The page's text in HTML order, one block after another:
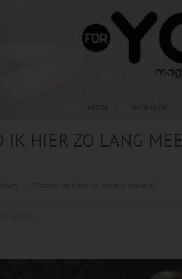
IK HIER ZO LANG MEE